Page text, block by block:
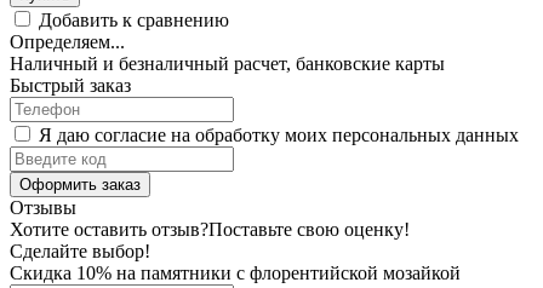
Добавить к сравнению
Определяем...
Наличный и безналичный расчет, банковские карты
Быстрый заказ
Я даю согласие на обработку моих персональных данных
Оформить заказ
Отзывы
Хотите оставить отзыв?Поставьте свою оценку!
Сделайте выбор!
Скидка 10% на памятники с флорентийской мозайкой